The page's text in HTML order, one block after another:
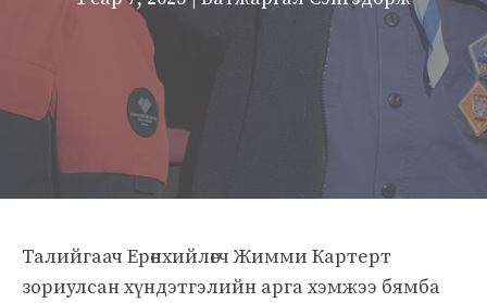
Талийгаач Ерөнхийлөгч Жимми Картерт
зориулсан хүндэтгэлийн арга хэмжээ бямба